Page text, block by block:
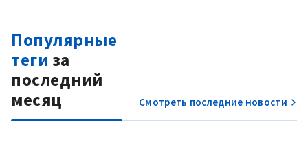
Популярные
теги за
последний
месяц
Смотреть последние новости